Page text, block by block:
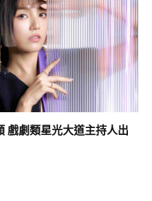
戲劇類星光大道主持人出